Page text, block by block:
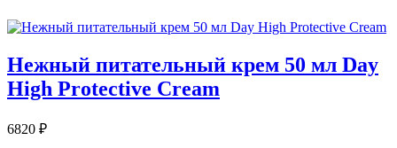
Нежный питательный крем 50 мл Day
High Protective Cream
6820 ₽